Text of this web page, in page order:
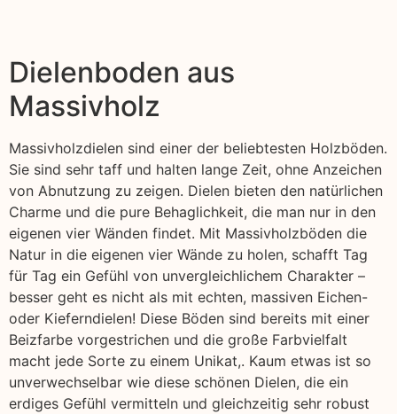
Dielenboden aus
Massivholz
Massivholzdielen sind einer der beliebtesten Holzböden.
Sie sind sehr taff und halten lange Zeit, ohne Anzeichen
von Abnutzung zu zeigen. Dielen bieten den natürlichen
Charme und die pure Behaglichkeit, die man nur in den
eigenen vier Wänden findet. Mit Massivholzböden die
Natur in die eigenen vier Wände zu holen, schafft Tag
für Tag ein Gefühl von unvergleichlichem Charakter –
besser geht es nicht als mit echten, massiven Eichen-
oder Kieferndielen! Diese Böden sind bereits mit einer
Beizfarbe vorgestrichen und die große Farbvielfalt
macht jede Sorte zu einem Unikat,. Kaum etwas ist so
unverwechselbar wie diese schönen Dielen, die ein
erdiges Gefühl vermitteln und gleichzeitig sehr robust